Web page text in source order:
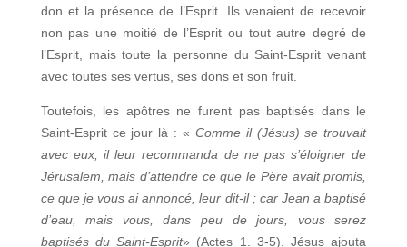
don et la présence de l’Esprit. Ils venaient de recevoir
non pas une moitié de l’Esprit ou tout autre degré de
l’Esprit, mais toute la personne du Saint-Esprit venant
avec toutes ses vertus, ses dons et son fruit.
Toutefois, les apôtres ne furent pas baptisés dans le
Saint-Esprit ce jour là : « Comme il (Jésus) se trouvait
avec eux, il leur recommanda de ne pas s’éloigner de
Jérusalem, mais d’attendre ce que le Père avait promis,
ce que je vous ai annoncé, leur dit-il ; car Jean a baptisé
d’eau, mais vous, dans peu de jours, vous serez
baptisés du Saint-Esprit» (Actes 1. 3-5). Jésus ajouta